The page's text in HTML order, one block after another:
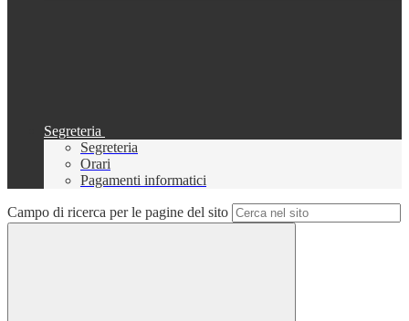
Segreteria
Segreteria
Orari
Pagamenti informatici
Campo di ricerca per le pagine del sito